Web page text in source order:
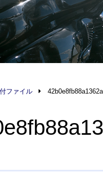
ファイル